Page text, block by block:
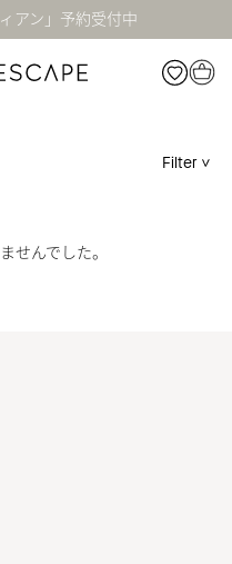
アン」予約受付中
Filter
せんでした。